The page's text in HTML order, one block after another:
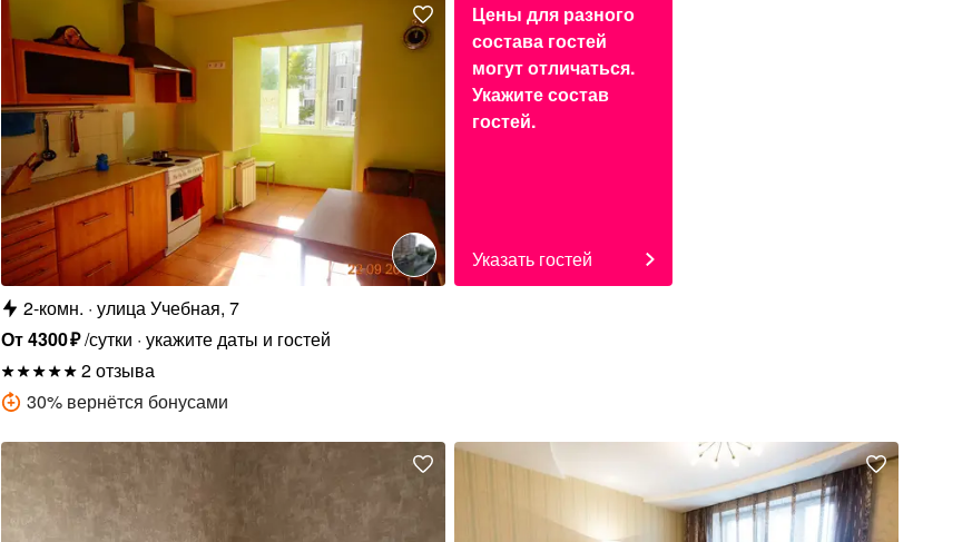
2-комн. улица Учебная, 7
От4300₽/сутки укажите даты и гостей
2 отзыва
30% вернётся бонусами
Цены для разного
состава гостей
могут отличаться.
Укажите состав
гостей.
Указать гостей